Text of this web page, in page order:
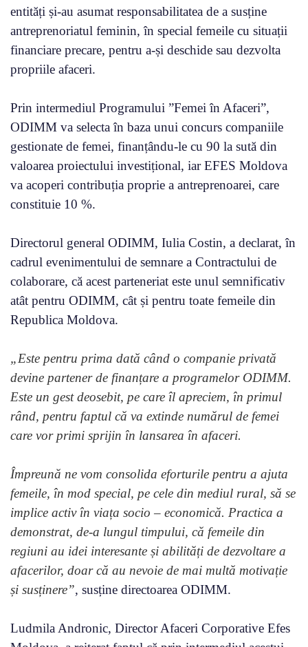
entități și-au asumat responsabilitatea de a susține
antreprenoriatul feminin, în special femeile cu situații
financiare precare, pentru a-și deschide sau dezvolta
propriile afaceri.
Prin intermediul Programului ”Femei în Afaceri”,
ODIMM va selecta în baza unui concurs companiile
gestionate de femei, finanțându-le cu 90 la sută din
valoarea proiectului investițional, iar EFES Moldova
va acoperi contribuția proprie a antreprenoarei, care
constituie 10 %.
Directorul general ODIMM, Iulia Costin, a declarat, în
cadrul evenimentului de semnare a Contractului de
colaborare, că acest parteneriat este unul semnificativ
atât pentru ODIMM, cât și pentru toate femeile din
Republica Moldova.
„Este pentru prima dată când o companie privată
devine partener de finanțare a programelor ODIMM.
Este un gest deosebit, pe care îl apreciem, în primul
rând, pentru faptul că va extinde numărul de femei
care vor primi sprijin în lansarea în afaceri.
Împreună ne vom consolida eforturile pentru a ajuta
femeile, în mod special, pe cele din mediul rural, să se
implice activ în viața socio – economică. Practica a
demonstrat, de-a lungul timpului, că femeile din
regiuni au idei interesante și abilități de dezvoltare a
afacerilor, doar că au nevoie de mai multă motivație
și susținere”, susține directoarea ODIMM.
Ludmila Andronic, Director Afaceri Corporative Efes